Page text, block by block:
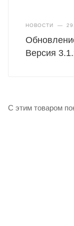
НОВОСТИ —
Версия
С этим товаром